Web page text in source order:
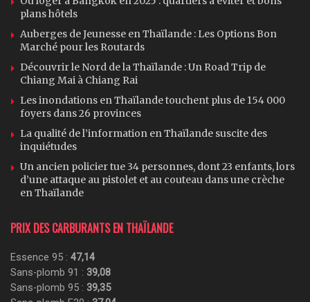
plans hôtels
Auberges de Jeunesse en Thaïlande : Les Options Bon
Marché pour les Routards
Découvrir le Nord de la Thaïlande : Un Road Trip de
Chiang Mai à Chiang Rai
Les inondations en Thaïlande touchent plus de 154 000
foyers dans 26 provinces
La qualité de l’information en Thaïlande suscite des
inquiétudes
Un ancien policier tue 34 personnes, dont 23 enfants, lors
d’une attaque au pistolet et au couteau dans une crèche
en Thaïlande
PRIX DES CARBURANTS EN THAÏLANDE
Essence 95 : 47,14
Sans-plomb 91 : 39,08
Sans-plomb 95 : 39,35